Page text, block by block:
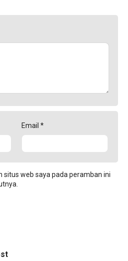
Email *
situs web saya pada peramban ini